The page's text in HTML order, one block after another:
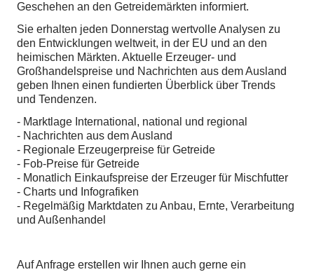
Geschehen an den Getreidemärkten informiert.
Sie erhalten jeden Donnerstag wertvolle Analysen zu
den Entwicklungen weltweit, in der EU und an den
heimischen Märkten. Aktuelle Erzeuger- und
Großhandelspreise und Nachrichten aus dem Ausland
geben Ihnen einen fundierten Überblick über Trends
und Tendenzen.
- Marktlage International, national und regional
- Nachrichten aus dem Ausland
- Regionale Erzeugerpreise für Getreide
- Fob-Preise für Getreide
- Monatlich Einkaufspreise der Erzeuger für Mischfutter
- Charts und Infografiken
- Regelmäßig Marktdaten zu Anbau, Ernte, Verarbeitung
und Außenhandel
Auf Anfrage erstellen wir Ihnen auch gerne ein